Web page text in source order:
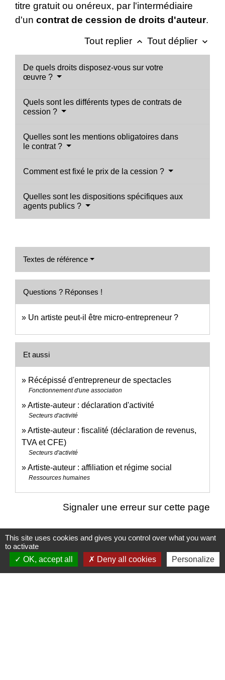
titre gratuit ou onéreux, par l'intermédiaire
d'un contrat de cession de droits d'auteur.
Tout replier keyboard_arrow_up Tout déplier keyboard_arrow_down
De quels droits disposez-vous sur votre
œuvre ?
Quels sont les différents types de contrats de
cession ?
Quelles sont les mentions obligatoires dans
le contrat ?
Comment est fixé le prix de la cession ?
Quelles sont les dispositions spécifiques aux
agents publics ?
Textes de référence
Questions ? Réponses !
Un artiste peut-il être micro-entrepreneur ?
Et aussi
Récépissé d'entrepreneur de spectacles
Fonctionnement d'une association
Artiste-auteur : déclaration d'activité
Secteurs d'activité
Artiste-auteur : fiscalité (déclaration de revenus,
TVA et CFE)
Secteurs d'activité
Artiste-auteur : affiliation et régime social
Ressources humaines
Signaler une erreur sur cette page
Nous contacter
This site uses cookies and gives you control over what you want
to activate
OK, accept all
Deny all cookies Personalize